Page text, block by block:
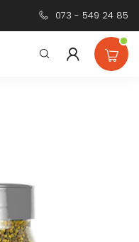
Persoonlijk
073 - 549 24 85